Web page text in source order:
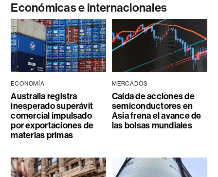
Económicas e internacionales
ECONOMÍA
Australia registra
inesperado superávit
comercial impulsado
por exportaciones de
materias primas
MERCADOS
Caída de acciones de
semiconductores en
Asia frena el avance de
las bolsas mundiales